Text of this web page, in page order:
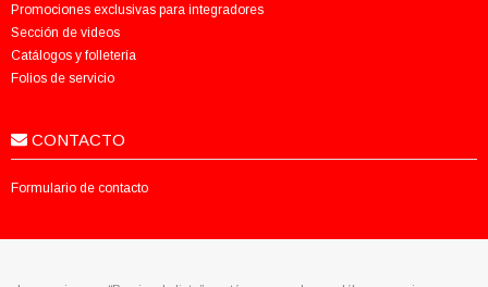
Promociones exclusivas para integradores
Sección de videos
Catálogos y folletería
Folios de servicio
CONTACTO
Formulario de contacto